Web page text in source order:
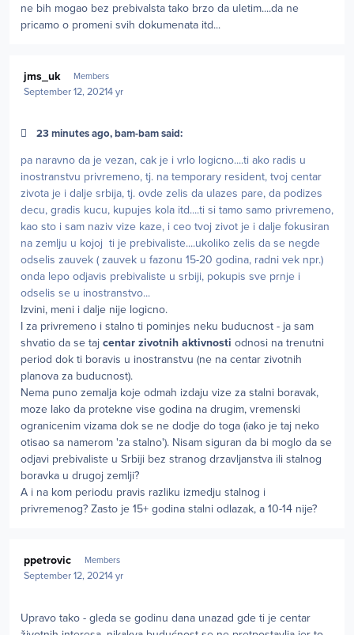
ne bih mogao bez prebivalsta tako brzo da uletim....da ne
pricamo o promeni svih dokumenata itd...
jms_uk Members
September 12, 20214 yr
23 minutes ago, bam-bam said:
pa naravno da je vezan, cak je i vrlo logicno....ti ako radis u
inostranstvu privremeno, tj. na temporary resident, tvoj centar
zivota je i dalje srbija, tj. ovde zelis da ulazes pare, da podizes
decu, gradis kucu, kupujes kola itd....ti si tamo samo privremeno,
kao sto i sam naziv vize kaze, i ceo tvoj zivot je i dalje fokusiran
na zemlju u kojoj ti je prebivaliste....ukoliko zelis da se negde
odselis zauvek ( zauvek u fazonu 15-20 godina, radni vek npr.)
onda lepo odjavis prebivaliste u srbiji, pokupis sve prnje i
odselis se u inostranstvo...
Izvini, meni i dalje nije logicno.
I za privremeno i stalno ti pominjes neku buducnost - ja sam
shvatio da se taj centar zivotnih aktivnosti odnosi na trenutni
period dok ti boravis u inostranstvu (ne na centar zivotnih
planova za buducnost).
Nema puno zemalja koje odmah izdaju vize za stalni boravak,
moze lako da protekne vise godina na drugim, vremenski
ogranicenim vizama dok se ne dodje do toga (iako je taj neko
otisao sa namerom 'za stalno'). Nisam siguran da bi moglo da se
odjavi prebivaliste u Srbiji bez stranog drzavljanstva ili stalnog
boravka u drugoj zemlji?
A i na kom periodu pravis razliku izmedju stalnog i
privremenog? Zasto je 15+ godina stalni odlazak, a 10-14 nije?
ppetrovic Members
September 12, 20214 yr
Upravo tako - gleda se godinu dana unazad gde ti je centar